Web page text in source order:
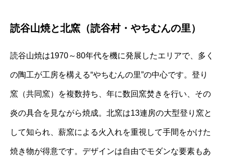
読谷山焼と北窯（読谷村・やちむんの里）
読谷山焼は1970～80年代を機に発展したエリアで、多く
の陶工が工房を構える“やちむんの里”の中心です。登り
窯（共同窯）を複数持ち、年に数回窯焚きを行い、その
炎の具合を見ながら焼成。北窯は13連房の大型登り窯と
して知られ、薪窯による火入れを重視して手間をかけた
焼き物が得意です。デザインは自由でモダンな要素もあ